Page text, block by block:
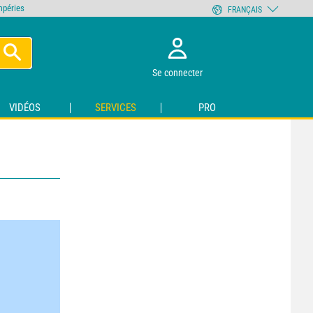
Se connecter
VIDÉOS SERVICES PRO
FRANÇAIS